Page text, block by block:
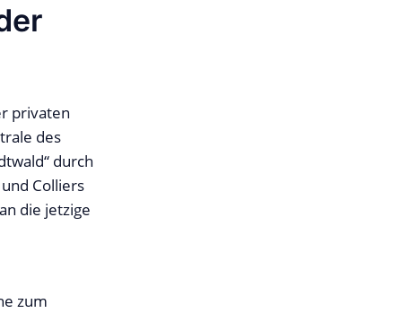
privaten
des
durch
Colliers
die jetzige
zum